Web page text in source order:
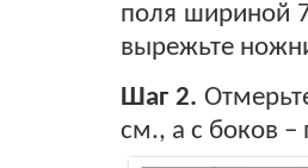
поля шириной
вырежьте
Шаг 2.
см., а с боков –